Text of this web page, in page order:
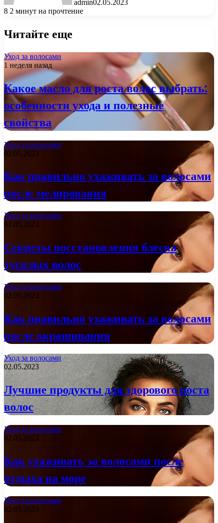
admin02.05.2023
8 2 минут на прочтение
Читайте еще
Уход за волосами
1 неделя назад
Какое масло для роста волос выбрать:
особенности ухода и полезные
свойства
Уход за волосами
02.05.2023
Как правильно ухаживать за волосами
после мелирования
Уход за волосами
02.05.2023
Секреты восстановления блеска
тусклых волос
Уход за волосами
02.05.2023
Как правильно ухаживать за волосами
после окрашивания
Уход за волосами
02.05.2023
Лучшие продукты для здорового роста
волос
Уход за волосами
02.05.2023
Как ухаживать за волосами после
отдыха на море
Уход за волосами
02.05.2023